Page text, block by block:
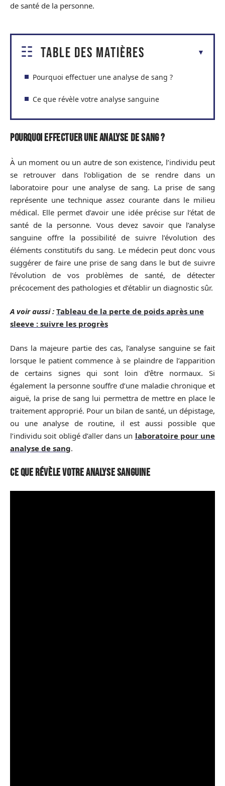
de santé de la personne.
Table des matières
Pourquoi effectuer une analyse de sang ?
Ce que révèle votre analyse sanguine
Pourquoi effectuer une analyse de sang ?
À un moment ou un autre de son existence, l’individu peut
se retrouver dans l’obligation de se rendre dans un
laboratoire pour une analyse de sang. La prise de sang
représente une technique assez courante dans le milieu
médical. Elle permet d’avoir une idée précise sur l’état de
santé de la personne. Vous devez savoir que l’analyse
sanguine offre la possibilité de suivre l’évolution des
éléments constitutifs du sang. Le médecin peut donc vous
suggérer de faire une prise de sang dans le but de suivre
l’évolution de vos problèmes de santé, de détecter
précocement des pathologies et d’établir un diagnostic sûr.
A voir aussi : Tableau de la perte de poids après une
sleeve : suivre les progrès
Dans la majeure partie des cas, l’analyse sanguine se fait
lorsque le patient commence à se plaindre de l’apparition
de certains signes qui sont loin d’être normaux. Si
également la personne souffre d’une maladie chronique et
aiguë, la prise de sang lui permettra de mettre en place le
traitement approprié. Pour un bilan de santé, un dépistage,
ou une analyse de routine, il est aussi possible que
l’individu soit obligé d’aller dans un laboratoire pour une
analyse de sang.
Ce que révèle votre analyse sanguine